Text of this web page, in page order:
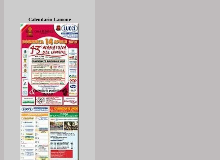
Calendario Lamone